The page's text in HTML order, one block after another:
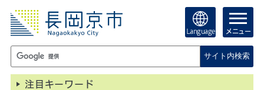
Language メニュー
サイト内検索
注目キーワード